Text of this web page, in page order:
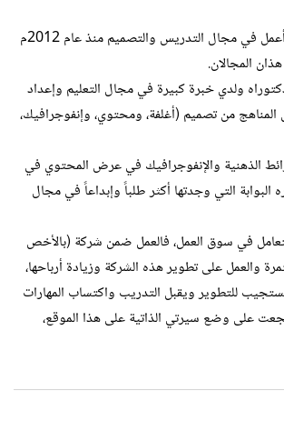
اسمي محمود محمد أعمل في مجال التدريس والتصميم منذ عام 2012م
المجالان.
ولدي خبرة كبيرة في مجال التعليم وإعداد
من تصميم (أغلفة، ومحتوي، وإنفوجرافيك،
الذهنية والإنفوجرافيك في عرض المحتوي في
البوابة التي وجدتها أكثر طلباً وإبداعاً في مجال
في سوق العمل، فالعمل ضمن شركة (بالأخص
والعمل على تطوير هذه الشركة وزيادة أرباحها،
للتطوير ويقبل التدريب واكتساب المهارات
على وضع سيرتي الذاتية على هذا الموقع،